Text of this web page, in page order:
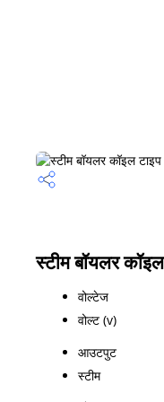
स्टीम बॉयलर
वोल्टेज
वोल्ट (v)
आउटपुट
स्टीम